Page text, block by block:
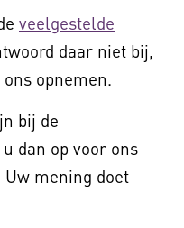
veelgestelde
daar niet bij,
opnemen.
bij de
dan op voor ons
Uw mening doet